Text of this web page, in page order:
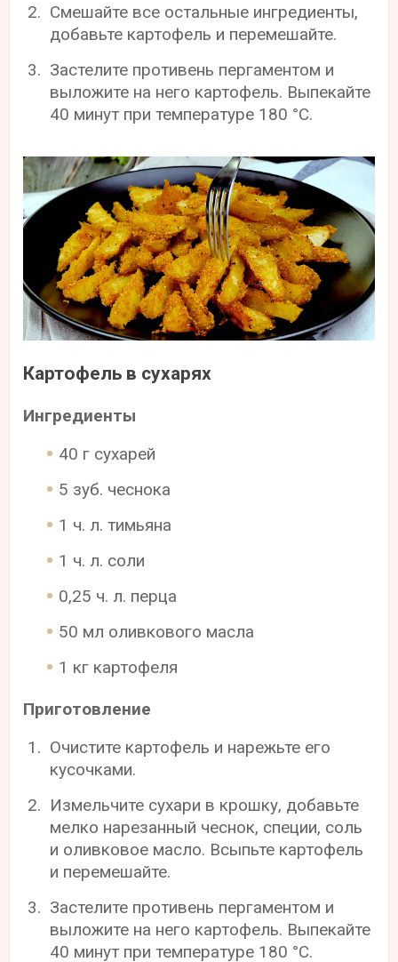
Смешайте все остальные ингредиенты,
добавьте картофель и перемешайте.
Застелите противень пергаментом и
выложите на него картофель. Выпекайте
40 минут при температуре 180 °С.
Картофель в сухарях
Ингредиенты
40 г сухарей
5 зуб. чеснока
1 ч. л. тимьяна
1 ч. л. соли
0,25 ч. л. перца
50 мл оливкового масла
1 кг картофеля
Приготовление
Очистите картофель и нарежьте его
кусочками.
Измельчите сухари в крошку, добавьте
мелко нарезанный чеснок, специи, соль
и оливковое масло. Всыпьте картофель
и перемешайте.
Застелите противень пергаментом и
выложите на него картофель. Выпекайте
40 минут при температуре 180 °С.